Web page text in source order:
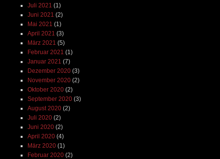
Juli 2021 (1)
Juni 2021 (2)
Mai 2021 (1)
April 2021 (3)
März 2021 (5)
Februar 2021 (1)
Januar 2021 (7)
Dezember 2020(3)
November 2020(2)
Oktober 2020(2)
September 2020(3)
August 2020(2)
Juli 2020(2)
Juni 2020(2)
April 2020(4)
März 2020(1)
Februar 2020(2)